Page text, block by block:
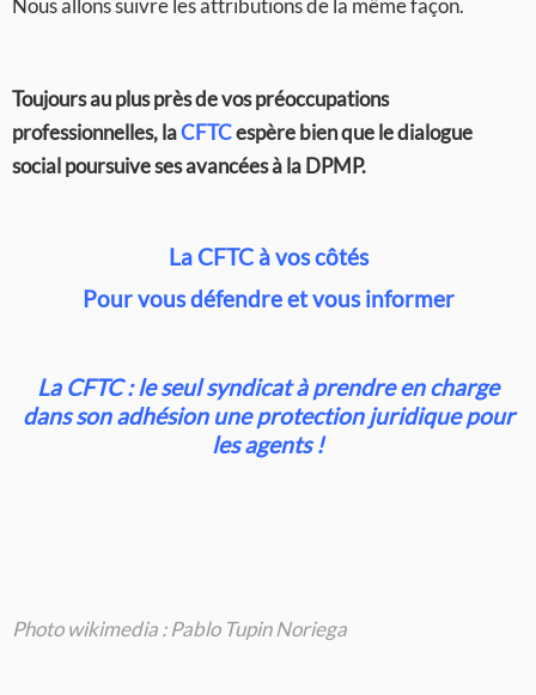
Nous allons suivre les attributions de la même façon.
Toujours au plus près de vos préoccupations
professionnelles, laCFTCespère bien que le dialogue
social poursuive ses avancées à la DPMP.
La CFTC à vos côtés
Pour vous défendre et vous informer
La CFTC : le seul syndicat à prendre en charge
dans son adhésion une protection juridique pour
les agents !
Photo wikimedia : Pablo Tupin Noriega